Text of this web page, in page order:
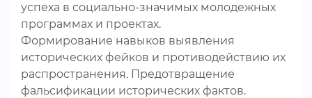
успеха в социально-значимых молодежных
программах и проектах.
Формирование навыков выявления
исторических фейков и противодействию их
распространения. Предотвращение
фальсификации исторических фактов.